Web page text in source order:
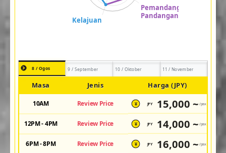
8 / Ogos 9 / September 10 / Oktober 11 / November
Masa Jenis Harga (JPY)
10AM Review Price ¥ JPY 15,000 ~ /pax
12PM - 4PM Review Price ¥ JPY 14,000 ~ /pax
6PM - 8PM Review Price ¥ JPY 16,000 ~ /pax